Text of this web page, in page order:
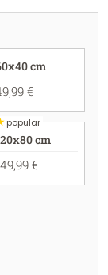
cm
€
popular
cm
€